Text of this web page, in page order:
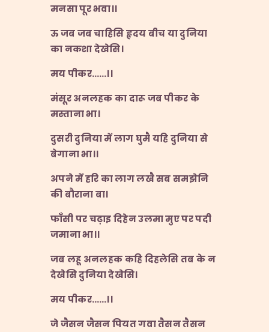
मनसापूरभवा।।
ऊजबजबचाहिसिहृदयबीचयादुनिया
कानकशादेखेसि।
मयपीकर……।।
मंसूरअनलहककादारूजबपीकरके
मस्तानाभा।
दुसरीदुनियामेंलागघुमैयहिदुनियासे
बेगानाभा।।
अपनेमेंहरिकालागलखैसबसमझेनि
कीबौरानाबा।
फाँसीपरचढ़ाइदिहेनउलमामुएपरपदी
जमानाभा।।
जबलहू अनलहककहिदिहलेसितबकेन
देखेसिदुनियादेखेसि।
मयपीकर……।।
जेजैसनजैसनपियतगवातैसनतैसन